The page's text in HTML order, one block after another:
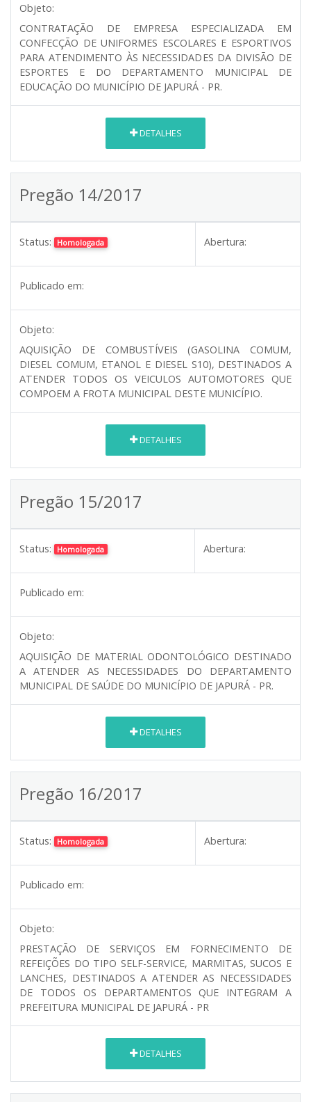
Objeto:
CONTRATAÇÃO DE EMPRESA ESPECIALIZADA EM
CONFECÇÃO DE UNIFORMES ESCOLARES E ESPORTIVOS
PARA ATENDIMENTO ÀS NECESSIDADES DA DIVISÃO DE
ESPORTES E DO DEPARTAMENTO MUNICIPAL DE
EDUCAÇÃO DO MUNICÍPIO DE JAPURÁ - PR.
DETALHES
Pregão 14/2017
Status: Homologada Abertura:
Publicado em:
Objeto:
AQUISIÇÃO DE COMBUSTÍVEIS (GASOLINA COMUM,
DIESEL COMUM, ETANOL E DIESEL S10), DESTINADOS A
ATENDER TODOS OS VEICULOS AUTOMOTORES QUE
COMPOEM A FROTA MUNICIPAL DESTE MUNICÍPIO.
DETALHES
Pregão 15/2017
Status: Homologada Abertura:
Publicado em:
Objeto:
AQUISIÇÃO DE MATERIAL ODONTOLÓGICO DESTINADO
A ATENDER AS NECESSIDADES DO DEPARTAMENTO
MUNICIPAL DE SAÚDE DO MUNICÍPIO DE JAPURÁ - PR.
DETALHES
Pregão 16/2017
Status: Homologada Abertura:
Publicado em:
Objeto:
PRESTAÇÃO DE SERVIÇOS EM FORNECIMENTO DE
REFEIÇÕES DO TIPO SELF-SERVICE, MARMITAS, SUCOS E
LANCHES, DESTINADOS A ATENDER AS NECESSIDADES
DE TODOS OS DEPARTAMENTOS QUE INTEGRAM A
PREFEITURA MUNICIPAL DE JAPURÁ - PR
DETALHES